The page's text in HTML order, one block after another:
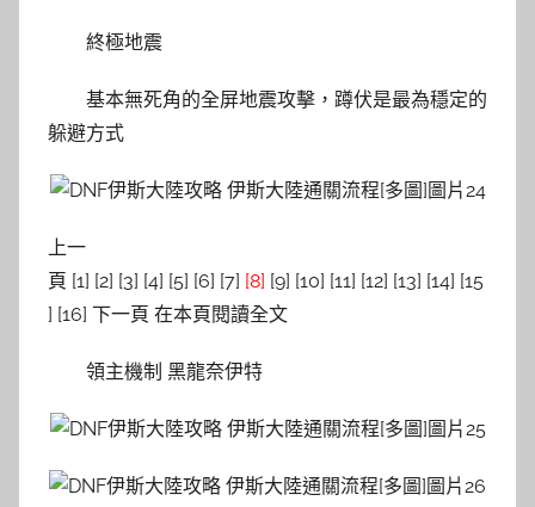
終極地震
基本無死角的全屏地震攻擊，蹲伏是最為穩定的
躲避方式
上一
頁 [1] [2] [3] [4] [5] [6] [7] [8] [9] [10] [11] [12] [13] [14] [15
] [16] 下一頁 在本頁閱讀全文
領主機制 黑龍奈伊特